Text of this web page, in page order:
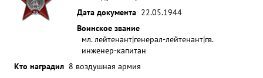
Дата документа 22.05.1944
Воинское звание
мл. лейтенант|генерал-лейтенант|гв.
инженер-капитан
Кто наградил 8 воздушная армия